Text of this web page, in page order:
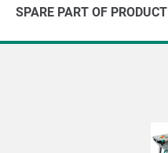
SPARE PART OF PRODUCT